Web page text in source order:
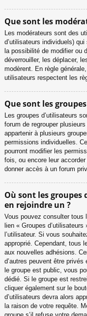
Que sont les
Les modérateurs sont des
d’utilisateurs individuels)
la possibilité de modifier ou
déverrouiller, les déplacer,
modèrent. En règle
utilisateurs respectent les
Que sont les
Les groupes d’utilisateurs
forum de regrouper
appartenir à plusieurs
permissions individuelles.
pourront modifier les
fois, ou encore leur
donner accès à un forum
Où sont les groupes
en rejoindre un ?
Vous pouvez consulter tous
lien « Groupes
l’utilisateur. Si vous
approprié. Cependant, tous
aux nouvelles adhésions.
d’autres peuvent être
le groupe est public, vous
dédié. Si le groupe est
cliquer également sur le
d’utilisateurs devra alors
la raison de votre requête.